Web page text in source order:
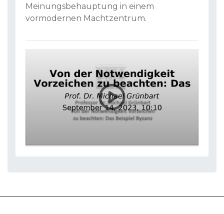
Meinungsbehauptung in einem
vormodernen Machtzentrum.